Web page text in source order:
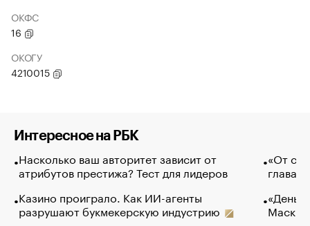
ОКФС
16
ОКОГУ
4210015
Интересное на РБК
Насколько ваш авторитет зависит от
атрибутов престижа? Тест для лидеров
Казино проиграло. Как ИИ-агенты
разрушают букмекерскую индустрию
«От
глава
Маск в